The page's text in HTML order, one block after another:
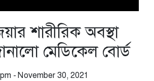
শারীরিক অবস্থা
মেডিকেল বোর্ড
pm - November 30, 2021